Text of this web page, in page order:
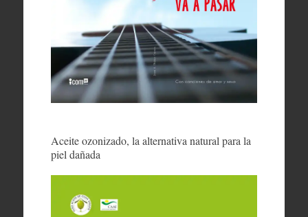
Aceite ozonizado, la alternativa natural para la
piel dañada